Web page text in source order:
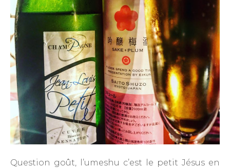
Question goût, l’umeshu c’est le petit Jésus en